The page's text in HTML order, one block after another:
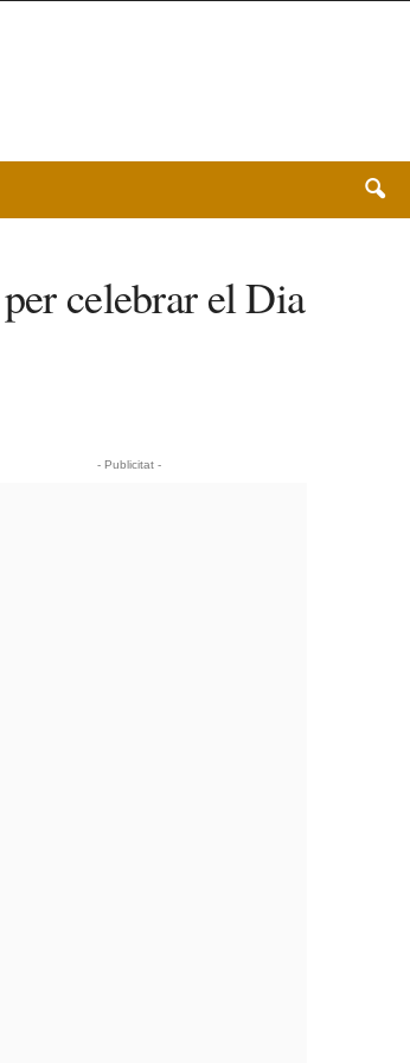
celebrar el Dia
- Publicitat -